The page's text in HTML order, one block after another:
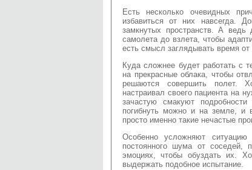
Есть несколько очевидных
избавиться от них навсегда.
замкнутых пространств. А ведь
самолета до взлета, чтобы
есть смысл заглядывать время от
Куда сложнее будет работать с
на прекрасные облака, чтобы
решаются совершить полет.
настраивал своего пациента на
зачастую смакуют
погибнуть можно и на земле, и
просто именно такие нечастые
Особенно усложняют
постоянного шума от соседей,
эмоциях, чтобы обуздать их.
выдержать подобное испытание.